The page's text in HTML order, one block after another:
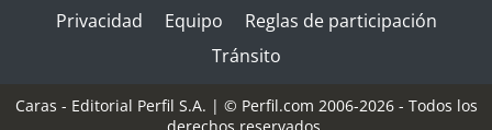
Privacidad
Equipo
Reglas de participación
Tránsito
Caras - Editorial Perfil S.A. | © Perfil.com 2006-2026 - Todos los